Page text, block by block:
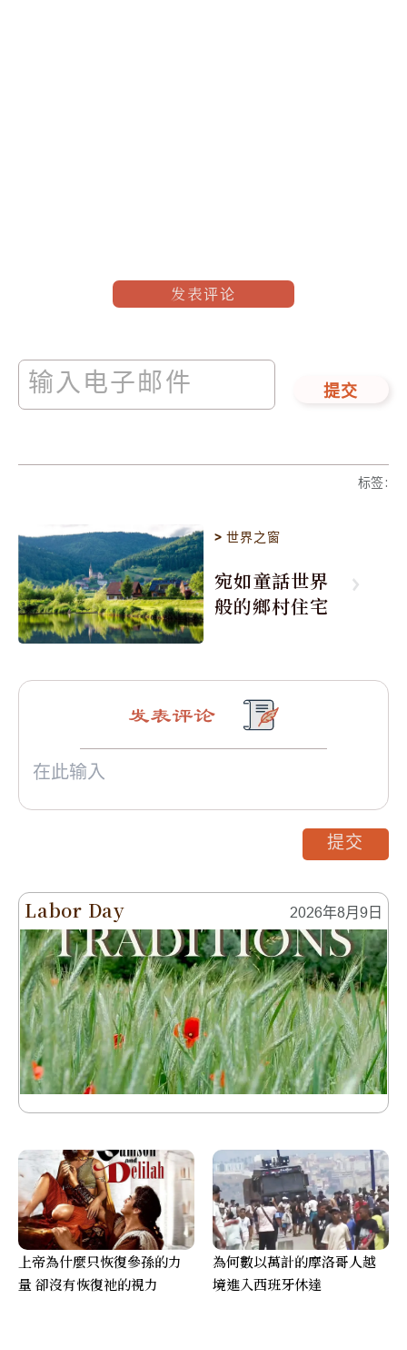
发表评论
提交
标签:
>世界之窗
宛如童話世界
般的鄉村住宅
Labor Day 2026年8月9日
发表评论
提交
上帝為什麼只恢復參孫的力
量 卻沒有恢復祂的視力
為何數以萬計的摩洛哥人越
境進入西班牙休達